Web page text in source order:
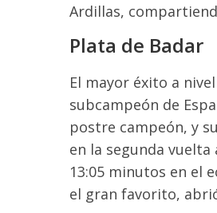
Ardillas,
Plata de Badar
El mayor éxito a
subcampeón de
postre campeón, y
en la segunda
13:05 minutos en el
el gran favorito,